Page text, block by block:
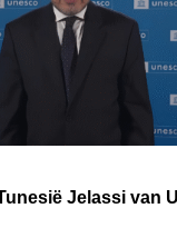
Jelassi van